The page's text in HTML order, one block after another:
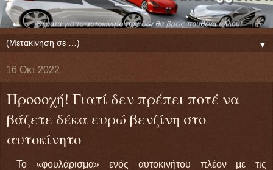
▼
16 Οκτ 2022
Προσοχή! Γιατί δεν πρέπει ποτέ να
βάζετε δέκα ευρώ βενζίνη στο
αυτοκίνητο
Το «φουλάρισμα» ενός αυτοκινήτου πλέον με τις